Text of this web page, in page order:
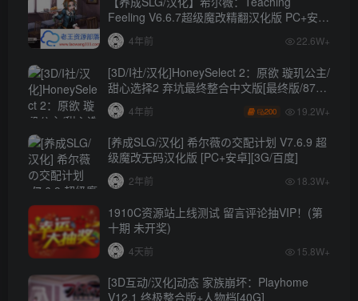
Feeling V6.6.7超级魔改精翻汉化版 PC+安卓
【4.3G】
4年前 22.6W+
[3D/I社/汉化]HoneySelect 2：原欲 璇玑公主/
甜心选择2 弃坑最终整合中文版[最终版/87G/
秒传]
4年前 200 19.2W+
[养成SLG/汉化] 希尔薇の交配计划 V7.6.9 超
级魔改无码汉化版 [PC+安卓][3G/百度]
2年前 18.3W+
1910C资源站上线测试 留言评论抽VIP！(第
十期 未开奖)
4天前 15.8W+
[3D互动/汉化]动态 家族崩坏：Playhome
V12.1 终极整合版+人物档[40G]